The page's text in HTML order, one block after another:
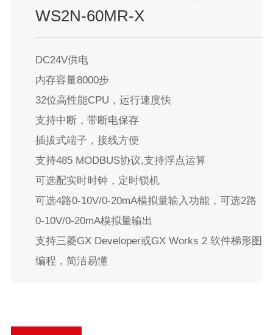
WS2N-60MR-X
DC24V供电
内存容量8000步
32位高性能CPU，运行速度快
支持中断，带断电保存
插拔式端子，接线方便
支持485 MODBUS协议,支持浮点运算
可选配实时时钟，定时锁机
可选4路0-10V/0-20mA模拟量输入功能，可选2路
0-10V/0-20mA模拟量输出
支持三菱GX Developer或GX Works 2 软件梯形图
编程，简洁易懂